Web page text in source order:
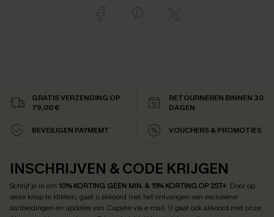
GRATIS VERZENDING OP
79,00 €
RETOURNEREN BINNEN 30
DAGEN
BEVEILIGEN PAYMEMT VOUCHERS & PROMOTIES
INSCHRIJVEN & CODE KRIJGEN
Schrijf je in om 10% KORTING GEEN MIN. & 15% KORTING OP 2ST+. Door op
deze knop te klikken, gaat u akkoord met het ontvangen van exclusieve
aanbiedingen en updates van Cupshe via e-mail. U gaat ook akkoord met onze